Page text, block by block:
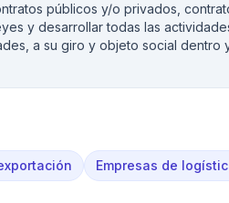
públicos y/o privados,
y desarrollar todas las
a su giro y objeto social dentro
Empresas de